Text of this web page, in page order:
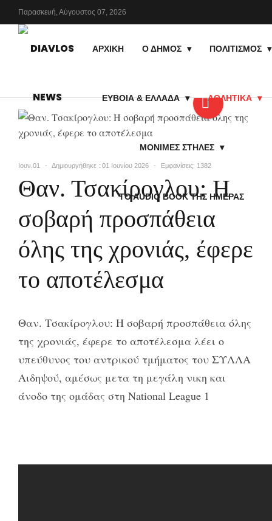
Παρασκευή,Αύγουστος 07, 2026
ΑΡΧΙΚΗ Ο ΔΗΜΟΣ ΠΟΛΙΤΙΣΜΟΣ
ΕΥΒΟΙΑ & ΕΛΛΑΔΑ ΑΘΛΗΤΙΚΑ
ΜΟΝΙΜΕΣ ΣΤΗΛΕΣ
TO AUDIO BOOK ΤΗΣ ΗΜΈΡΑΣ
Ιουν.01 Δημιουργήθηκε : 01 Ιουνίου 2026 Εμφανίσεις: 1382
Θαν. Τσακίρογλου: Η
σοβαρή προσπάθεια
όλης της χρονιάς, έφερε
το αποτέλεσμα
Θαν. Τσακίρογλου: Η σοβαρή προσπάθεια όλης
της χρονιάς, έφερε το αποτέλεσμα λέει ο
υπεύθυνος του αντρικού τμήματος του ΣΥΛΛΑ
Αιδηψού, αμέσως μετα τη μεγάλη νικη και
άνοδο της ομάδας στη National League 1